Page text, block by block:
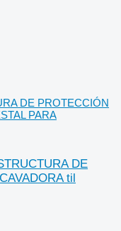
DE PROTECCIÓN
PARA
DE
til